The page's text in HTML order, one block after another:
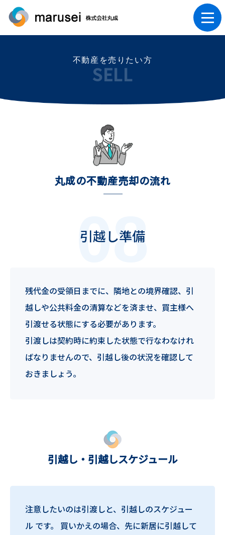
不動産を売りたい方
SELL
丸成の不動産売却の流れ
引越し準備
残代金の受領日までに、隣地との境界確認、引
越しや公共料金の清算などを済ませ、買主様へ
引渡せる状態にする必要があります。
引渡しは契約時に約束した状態で行なわなけれ
ばなりませんので、引越し後の状況を確認して
おきましょう。
引越し・引越しスケジュール
注意したいのは引渡しと、引越しのスケジュー
ル です。 買いかえの場合、先に新居に引越して